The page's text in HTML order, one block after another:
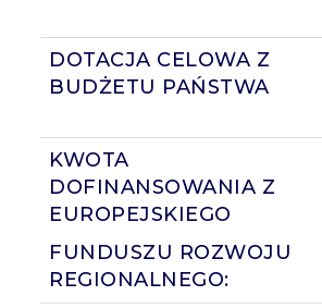
DOTACJA CELOWA Z
BUDŻETU PAŃSTWA
KWOTA
DOFINANSOWANIA Z
EUROPEJSKIEGO
FUNDUSZU ROZWOJU
REGIONALNEGO: